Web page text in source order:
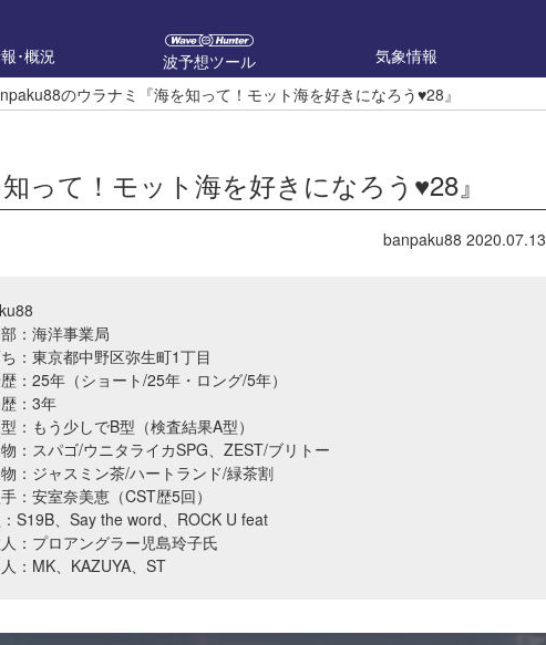
･概況
波予想ツール 気象情報
のウラナミ『海を知って！モット海を好きになろう♥28』
って！モット海を好きになろう♥28』
banpaku88 2020.07.13
部：海洋事業局
ち：東京都中野区弥生町1丁目
歴：25年（ショート/25年・ロング/5年）
歴：3年
型：もう少しでB型（検査結果A型）
物：スパゴ/ウニタライカSPG、ZEST/ブリトー
物：ジャスミン茶/ハートランド/緑茶割
手：安室奈美恵（CST歴5回）
：S19B、Say the word、ROCK U feat
人：プロアングラー児島玲子氏
人：MK、KAZUYA、ST